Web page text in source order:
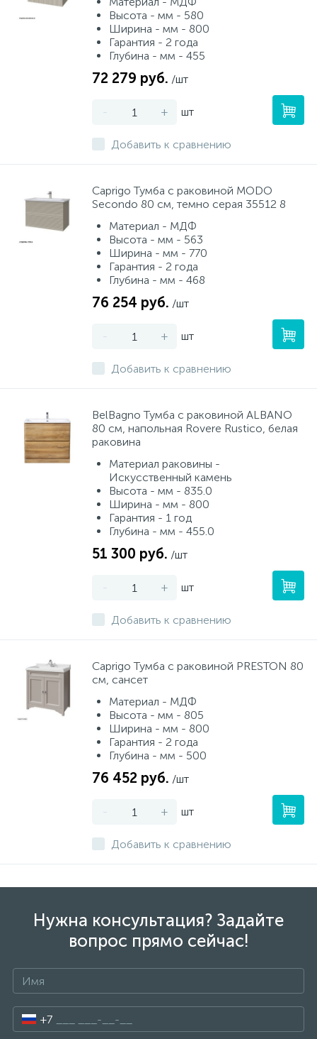
Высота - мм - 580
Ширина - мм - 800
Гарантия - 2 года
Глубина - мм - 455
72 279 руб. /шт
- + шт
Добавить к сравнению
Caprigo Тумба с раковиной MODO
Secondo 80 см, темно серая 35512 8
Материал - МДФ
Высота - мм - 563
Ширина - мм - 770
Гарантия - 2 года
Глубина - мм - 468
76 254 руб. /шт
- + шт
Добавить к сравнению
BelBagno Тумба с раковиной ALBANO
80 см, напольная Rovere Rustico, белая
раковина
Материал раковины -
Искусственный камень
Высота - мм - 835.0
Ширина - мм - 800
Гарантия - 1 год
Глубина - мм - 455.0
51 300 руб. /шт
- + шт
Добавить к сравнению
Caprigo Тумба с раковиной PRESTON 80
см, сансет
Материал - МДФ
Высота - мм - 805
Ширина - мм - 800
Гарантия - 2 года
Глубина - мм - 500
76 452 руб. /шт
- + шт
Добавить к сравнению
Нужна консультация? Задайте
вопрос прямо сейчас!
+7